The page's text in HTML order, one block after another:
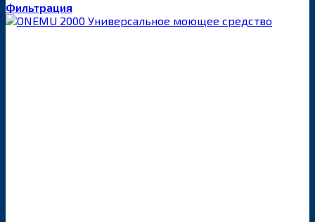
Фильтрация